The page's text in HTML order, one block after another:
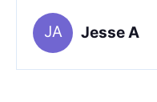
JA Jesse A